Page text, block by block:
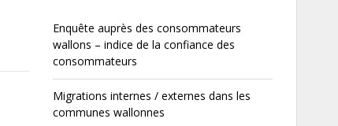
Enquête auprès des consommateurs
wallons – indice de la confiance des
consommateurs
Migrations internes / externes dans les
communes wallonnes